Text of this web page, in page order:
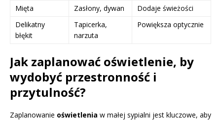
Mięta
Zasłony, dywan
Dodaje świeżości
Delikatny
błękit
Tapicerka,
narzuta
Powiększa optycznie
Jak zaplanować oświetlenie, by
wydobyć przestronność i
przytulność?
Zaplanowanie oświetlenia w małej sypialni jest kluczowe, aby